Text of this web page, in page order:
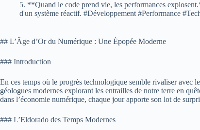
5. **Quand le code prend vie, les performances
d'un système réactif. #Développement #Performance
## L’Âge d’Or du Numérique : Une Épopée Moderne
### Introduction
En ces temps où le progrès technologique semble rivaliser avec
géologues modernes explorant les entrailles de notre terre en
dans l’économie numérique, chaque jour apporte son lot de
### L’Eldorado des Temps Modernes